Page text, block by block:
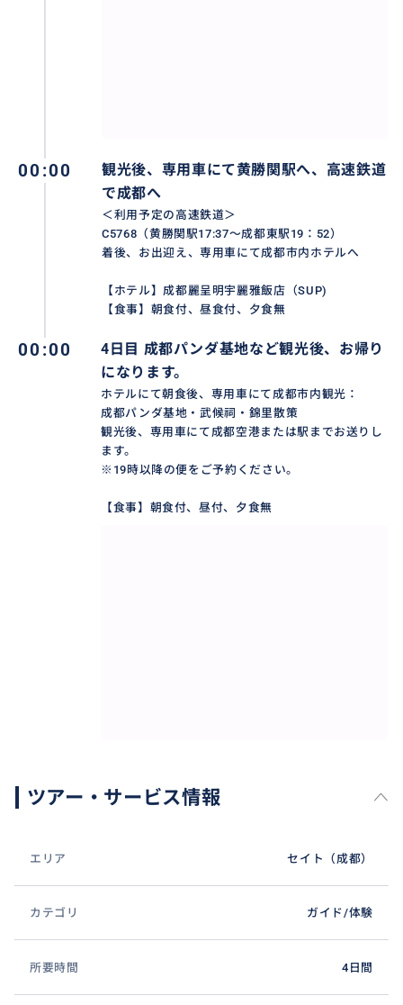
00:00
観光後、専用車にて黄勝関駅へ、高速鉄道
で成都へ
＜利用予定の高速鉄道＞
C5768（黄勝関駅17:37～成都東駅19：52）
着後、お出迎え、専用車にて成都市内ホテルへ
【ホテル】成都麗呈明宇麗雅飯店（SUP)
【食事】朝食付、昼食付、夕食無
00:00
4日目 成都パンダ基地など観光後、お帰り
になります。
ホテルにて朝食後、専用車にて成都市内観光：
成都パンダ基地・武候祠・錦里散策
観光後、専用車にて成都空港または駅までお送りし
ます。
※19時以降の便をご予約ください。
【食事】朝食付、昼付、夕食無
ツアー・サービス情報
エリア セイト（成都）
カテゴリ ガイド/体験
所要時間 4日間